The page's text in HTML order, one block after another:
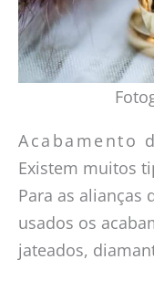
Acabamento
Existem muitos
Para as alianças
usados os
jateados,